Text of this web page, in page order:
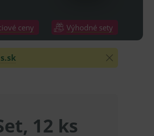
ceny Výhodné sety
12 ks